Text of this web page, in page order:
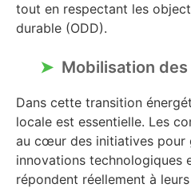
tout en respectant les
durable (ODD).
Mobilisation
Dans cette transition
locale est essentielle. Les
au cœur des initiatives pour
innovations technologiques
répondent réellement à